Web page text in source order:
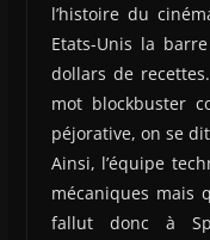
l’histoire du
Etats-Unis la
dollars de
mot blockbuster
péjorative, on se
Ainsi, l’équipe
mécaniques mais
fallut donc à